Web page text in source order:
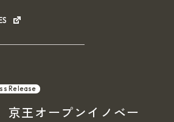
Release
王オープンイノベー